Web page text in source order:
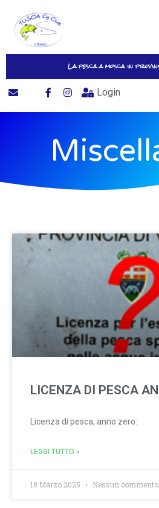
La pesca a mosca in
Login
LICENZA DI PESCA
Licenza di pesca, anno zero:
LEGGI TUTTO »
18 Marzo 2025 Nessun commento